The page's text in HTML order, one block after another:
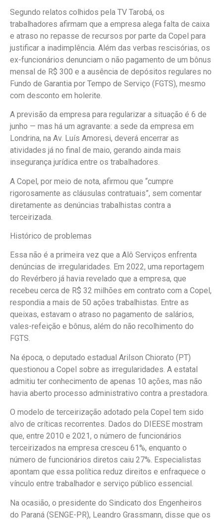
Segundo relatos colhidos pela TV Tarobá, os
trabalhadores afirmam que a empresa alega falta de caixa
e atraso no repasse de recursos por parte da Copel para
justificar a inadimplência. Além das verbas rescisórias, os
ex-funcionários denunciam o não pagamento de um bônus
mensal de R$ 300 e a ausência de depósitos regulares no
Fundo de Garantia por Tempo de Serviço (FGTS), mesmo
com desconto em holerite.
A previsão da empresa para regularizar a situação é 6 de
junho — mas há um agravante: a sede da empresa em
Londrina, na Av. Luís Amoresi, deverá encerrar as
atividades já no final de maio, gerando ainda mais
insegurança jurídica entre os trabalhadores.
A Copel, por meio de nota, afirmou que “cumpre
rigorosamente as cláusulas contratuais”, sem comentar
diretamente as denúncias trabalhistas contra a
terceirizada.
Histórico de problemas
Essa não é a primeira vez que a Alô Serviços enfrenta
denúncias de irregularidades. Em 2022, uma reportagem
do Revérbero já havia revelado que a empresa, que
recebeu cerca de R$ 32 milhões em contrato com a Copel,
respondia a mais de 50 ações trabalhistas. Entre as
queixas, estavam o atraso no pagamento de salários,
vales-refeição e bônus, além do não recolhimento do
FGTS.
Na época, o deputado estadual Arilson Chiorato (PT)
questionou a Copel sobre as irregularidades. A estatal
admitiu ter conhecimento de apenas 10 ações, mas não
havia aberto processo administrativo contra a prestadora.
O modelo de terceirização adotado pela Copel tem sido
alvo de críticas recorrentes. Dados do DIEESE mostram
que, entre 2010 e 2021, o número de funcionários
terceirizados na empresa cresceu 61%, enquanto o
número de funcionários diretos caiu 27%. Especialistas
apontam que essa política reduz direitos e enfraquece o
vínculo entre trabalhador e serviço público essencial.
Na ocasião, o presidente do Sindicato dos Engenheiros
do Paraná (SENGE-PR), Leandro Grassmann, disse que os